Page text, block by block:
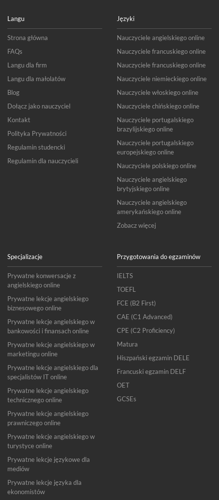
Langu
Strona główna
FAQs
Langu dla firm
Langu dla małolatów
Blog
Dołącz jako nauczyciel
Kontakt
Polityka Prywatności
Regulamin studencki
Regulamin dla nauczycieli
Języki
Nauczyciele angielskiego online
Nauczyciele francuskiego online
Nauczyciele francuskiego online
Nauczyciele niemieckiego online
Nauczyciele włoskiego online
Nauczyciele chińskiego online
Nauczyciele portugalskiego
brazylijskiego online
Nauczyciele portugalskiego
europejskiego online
Nauczyciele polskiego online
Nauczyciele angielskiego
brytyjskiego online
Nauczyciele angielskiego
amerykańskiego online
Zobacz więcej
Specjalizacje
Prywatne konwersacje z
angielskiego online
Prywatne lekcje angielskiego
biznesowego online
Prywatne lekcje angielskiego w
bankowości i finansach online
Prywatne lekcje angielskiego w
marketingu online
Prywatne lekcje angielskiego dla
specjalistów IT online
Prywatne lekcje angielskiego
technicznego online
Prywatne lekcje angielskiego
prawniczego online
Prywatne lekcje angielskiego w
turystyce online
Prywatne lekcje językowe dla
mediów
Prywatne lekcje języka dla
ekonomistów
Przygotowania do egzaminów
IELTS
TOEFL
FCE (B2 First)
CAE (C1 Advanced)
CPE (C2 Proficiency)
Matura
Hiszpański egzamin DELE
Francuski egzamin DELF
OET
GCSEs